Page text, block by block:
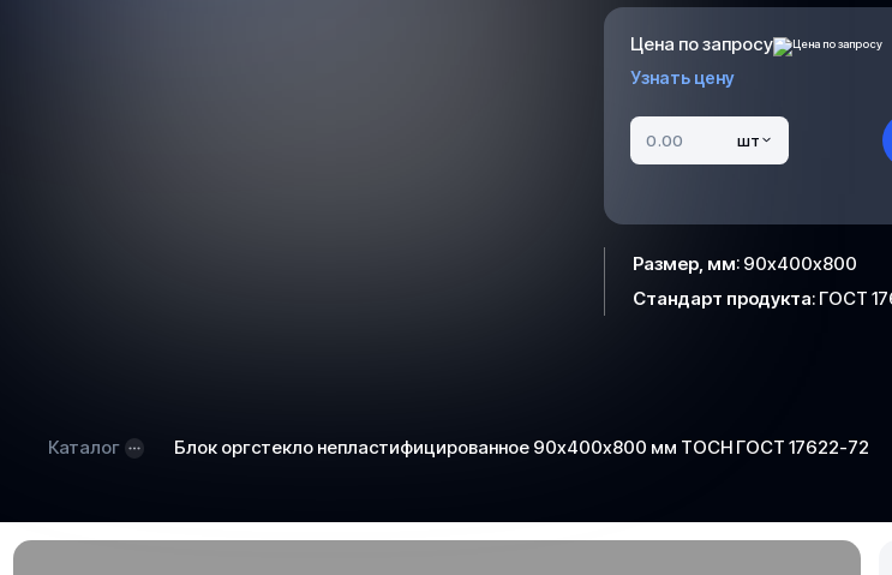
Цена по запросу
Узнать цену
шт
Размер, мм: 90х400х800
Стандарт продукта: ГОСТ
Каталог Блок оргстекло непластифицированное 90х400х800 мм ТОСН ГОСТ 17622-72